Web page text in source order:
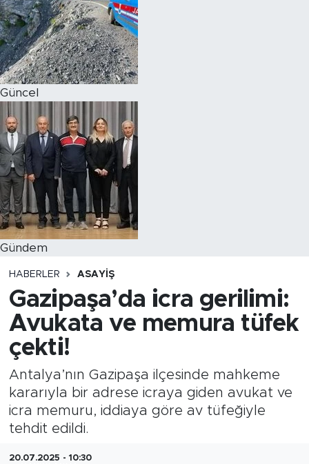
Güncel
Gündem
HABERLER ASAYIŞ
Gazipaşa’da icra gerilimi:
Avukata ve memura tüfek
çekti!
Antalya’nın Gazipaşa ilçesinde mahkeme
kararıyla bir adrese icraya giden avukat ve
icra memuru, iddiaya göre av tüfeğiyle
tehdit edildi.
20.07.2025 - 10:30
Magazin
Özel Haber
Politika
Resmi İlanlar
Sağlık
Spor
Turizm